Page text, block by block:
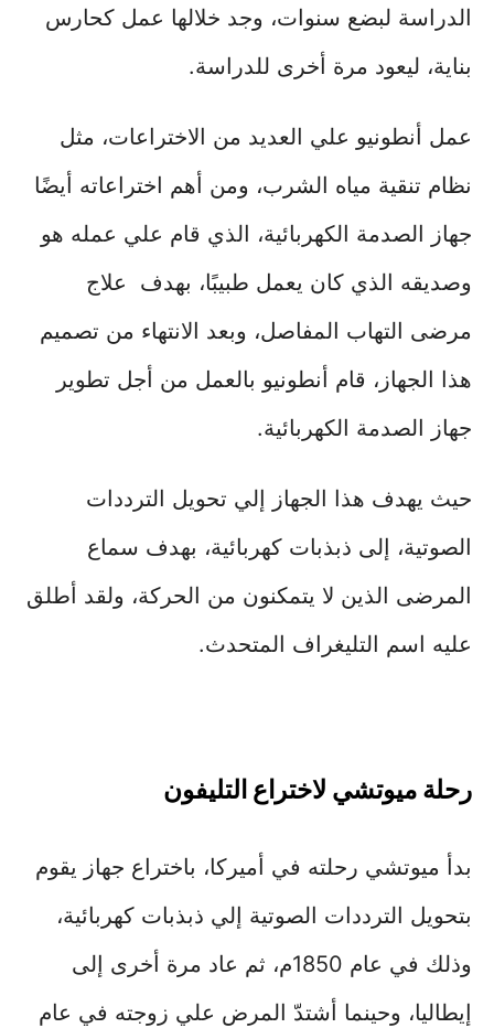
الدراسة لبضع سنوات، وجد خلالها عمل كحارس
بناية، ليعود مرة أخرى للدراسة.
عمل أنطونيو علي العديد من الاختراعات، مثل
نظام تنقية مياه الشرب، ومن أهم اختراعاته أيضًا
جهاز الصدمة الكهربائية، الذي قام علي عمله هو
وصديقه الذي كان يعمل طبيبًا، بهدف علاج
مرضى التهاب المفاصل، وبعد الانتهاء من تصميم
هذا الجهاز، قام أنطونيو بالعمل من أجل تطوير
جهاز الصدمة الكهربائية.
حيث يهدف هذا الجهاز إلي تحويل الترددات
الصوتية، إلى ذبذبات كهربائية، بهدف سماع
المرضى الذين لا يتمكنون من الحركة، ولقد أطلق
عليه اسم التليغراف المتحدث.
رحلة ميوتشي لاختراع التليفون
بدأ ميوتشي رحلته في أميركا، باختراع جهاز يقوم
بتحويل الترددات الصوتية إلي ذبذبات كهربائية،
وذلك في عام 1850م، ثم عاد مرة أخرى إلى
إيطاليا، وحينما أشتدّ المرض علي زوجته في عام